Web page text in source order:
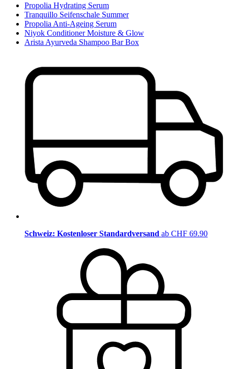
Propolia Hydrating Serum
Tranquillo Seifenschale Summer
Propolia Anti-Ageing Serum
Niyok Conditioner Moisture & Glow
Arista Ayurveda Shampoo Bar Box
Schweiz: Kostenloser Standardversand ab CHF 69.90